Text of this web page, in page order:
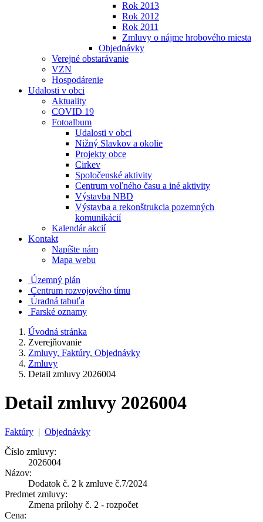
Rok 2013
Rok 2012
Rok 2011
Zmluvy o nájme hrobového miesta
Objednávky
Verejné obstarávanie
VZN
Hospodárenie
Udalosti v obci
Aktuality
COVID 19
Fotoalbum
Udalosti v obci
Nižný Slavkov a okolie
Projekty obce
Cirkev
Spoločenské aktivity
Centrum voľného času a iné aktivity
Výstavba NBD
Výstavba a rekonštrukcia pozemných
komunikácií
Kalendár akcií
Kontakt
Napíšte nám
Mapa webu
Územný plán
Centrum rozvojového tímu
Úradná tabuľa
Farské oznamy
Úvodná stránka
Zverejňovanie
Zmluvy, Faktúry, Objednávky
Zmluvy
Detail zmluvy 2026004
Detail zmluvy 2026004
Faktúry | Objednávky
Číslo zmluvy:
2026004
Názov:
Dodatok č. 2 k zmluve č.7/2024
Predmet zmluvy:
Zmena prílohy č. 2 - rozpočet
Cena: